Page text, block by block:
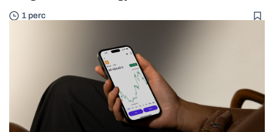
1 perc